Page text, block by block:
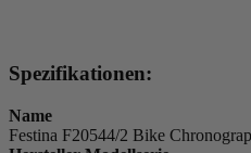
Spezifikationen:
Name
Festina F20544/2 Bike